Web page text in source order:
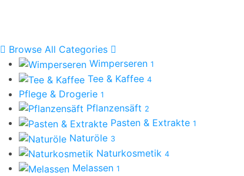
Browse All Categories
Wimperseren 1
Tee & Kaffee 4
Pflege & Drogerie 1
Pflanzensäft 2
Pasten & Extrakte 1
Naturöle 3
Naturkosmetik 4
Melassen 1